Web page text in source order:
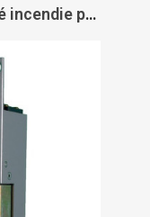
Gâches électriques sécurité incendie pour issue de secours EFF 331 KL - EFF EFF